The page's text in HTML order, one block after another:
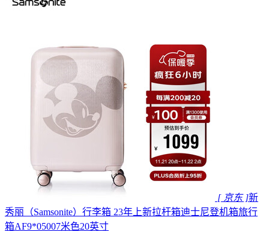
[ 京东 ]新
秀丽（Samsonite）行李箱 23年上新拉杆箱迪士尼登机箱旅行
箱AF9*05007米色20英寸